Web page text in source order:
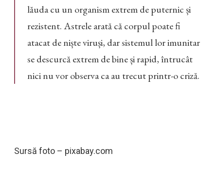
lăuda cu un organism extrem de puternic și
rezistent. Astrele arată că corpul poate fi
atacat de niște viruși, dar sistemul lor imunitar
se descurcă extrem de bine și rapid, întrucât
nici nu vor observa ca au trecut printr-o criză.
Sursă foto – pixabay.com